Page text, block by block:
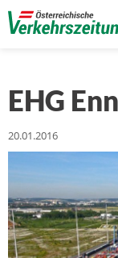
EHG
20.01.2016